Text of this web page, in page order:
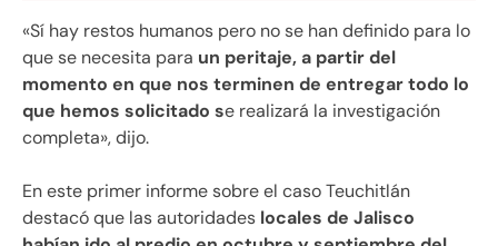
«Sí hay restos humanos pero no se han definido para lo
que se necesita para un peritaje, a partir del
momento en que nos terminen de entregar todo lo
que hemos solicitado se realizará la investigación
completa», dijo.
En este primer informe sobre el caso Teuchitlán
destacó que las autoridades locales de Jalisco